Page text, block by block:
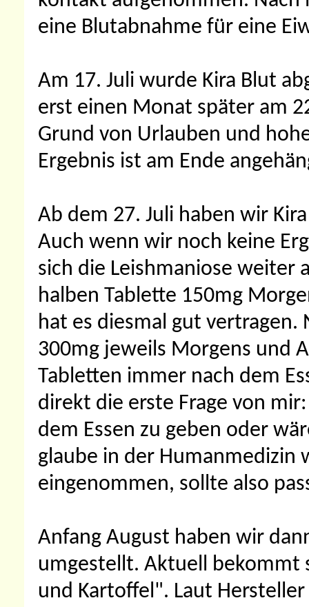
eine Blutabnahme für eine
Am 17. Juli wurde Kira Blut
erst einen Monat später am
Grund von Urlauben und
Ergebnis ist am Ende
Ab dem 27. Juli haben wir
Auch wenn wir noch keine
sich die Leishmaniose weiter
halben Tablette 150mg
hat es diesmal gut vertragen.
300mg jeweils Morgens und
Tabletten immer nach dem
direkt die erste Frage von
dem Essen zu geben oder
glaube in der Humanmedizin
eingenommen, sollte also
Anfang August haben wir
umgestellt. Aktuell bekommt
und Kartoffel". Laut